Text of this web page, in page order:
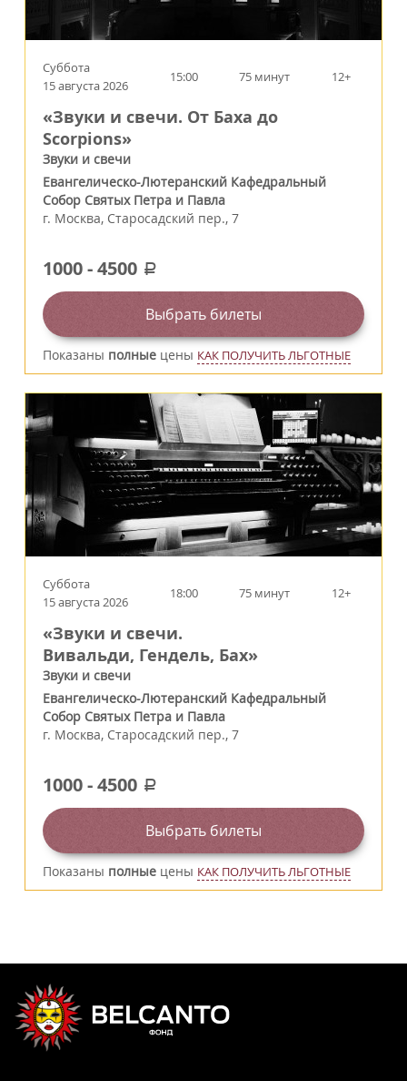
Суббота
15 августа 2026
15:00 75 минут 12+
«Звуки и свечи. От Баха до
Scorpions»
Звуки и свечи
Евангелическо-Лютеранский Кафедральный
Собор Святых Петра и Павла
г. Москва, Старосадский пер., 7
1000-4500 a
Выбрать билеты
Показаны полные цены КАК ПОЛУЧИТЬ ЛЬГОТНЫЕ
Суббота
15 августа 2026
18:00 75 минут 12+
«Звуки и свечи.
Вивальди, Гендель, Бах»
Звуки и свечи
Евангелическо-Лютеранский Кафедральный
Собор Святых Петра и Павла
г. Москва, Старосадский пер., 7
1000-4500 a
Выбрать билеты
Показаны полные цены КАК ПОЛУЧИТЬ ЛЬГОТНЫЕ